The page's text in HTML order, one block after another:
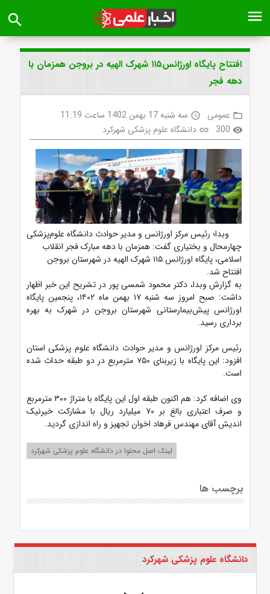
menu
search
افتتاح پایگاه اورژانس۱۱۵ شهرک الهیه در بروجن همزمان با
دهه فجر
folder_open عمومی access_time سه شنبه 17 بهمن 1402 ساعت 11:19
visibility
300
link دانشگاه علوم پزشکی شهرکرد
وبدا؛ رئیس مرکز اورژانس و مدیر حوادث دانشگاه علوم‌پزشکی
چهارمحال و بختیاری گفت: همزمان با دهه مبارک فجر انقلاب
اسلامی، پایگاه اورژانس ۱۱۵ شهرک الهیه در شهرستان بروجن
افتتاح شد.
به گزارش وبدا، دکتر محمود شمسی پور در تشریح این خبر اظهار
داشت: صبح امروز سه شنبه ۱۷ بهمن ماه ۱۴۰۲، پنجمین پایگاه
اورژانس پیش‌بیمارستانی شهرستان بروجن در شهرک به بهره
برداری رسید.
رئیس مرکز اورژانس و مدیر حوادث دانشگاه علوم‌ پزشکی استان
افزود: این پایگاه با زیربنای ۷۵۰ مترمربع در دو طبقه حداث شده
است.
وی اضافه کرد: هم اکنون طبقه اول این پایگاه با متراژ ۳۰۰ مترمربع
و صرف اعتباری بالغ بر ۷۰ میلیارد ریال با مشارکت خیرنیک
اندیش آقای مهندس فرهاد اخوان تجهیز و راه اندازی گردید.
لینک اصل محتوا در دانشگاه علوم پزشکی شهرکرد
برچسب ها
دانشگاه علوم پزشکی شهرکرد